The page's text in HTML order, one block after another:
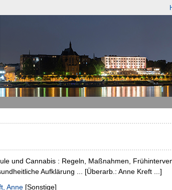
und Cannabis : Regeln, Maßnahmen,
Aufklärung ... [Überarb.: Anne Kreft ...]
Anne [Sonstige]